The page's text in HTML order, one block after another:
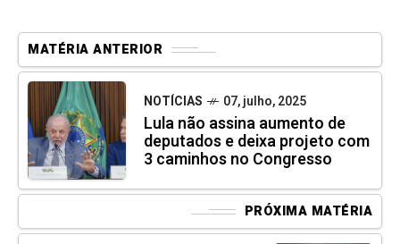
MATÉRIA ANTERIOR
NOTÍCIAS 07, julho, 2025
Lula não assina aumento de
deputados e deixa projeto com
3 caminhos no Congresso
PRÓXIMA MATÉRIA